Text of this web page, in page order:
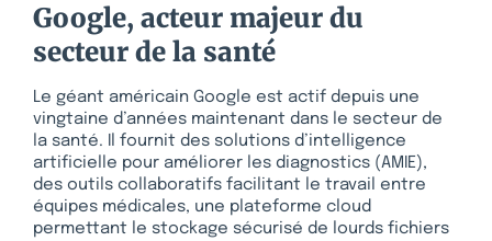
Google, acteur majeur du
secteur de la santé
Le géant américain Google est actif depuis une
vingtaine d’années maintenant dans le secteur de
la santé. Il fournit des solutions d’intelligence
artificielle pour améliorer les diagnostics (AMIE),
des outils collaboratifs facilitant le travail entre
équipes médicales, une plateforme cloud
permettant le stockage sécurisé de lourds fichiers